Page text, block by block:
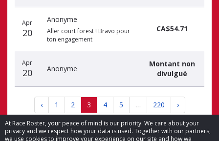
At Race Roster, your peace of mind is our priority. We care about your
privacy and we respect how your data is used. Together with our partners,
we use cookies to improve your experience on our site and how we
Apr
20
Anonyme
Aller court forest ! Bravo pour
ton engagement
CA$54.71
Apr
20 Anonyme
Montant non
divulgué
‹ 1 2 3 4 5 … 220 ›